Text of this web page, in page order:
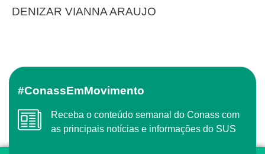
DENIZAR VIANNA ARAUJO
#ConassEmMovimento
Receba o conteúdo semanal do Conass com
as principais notícias e informações do SUS